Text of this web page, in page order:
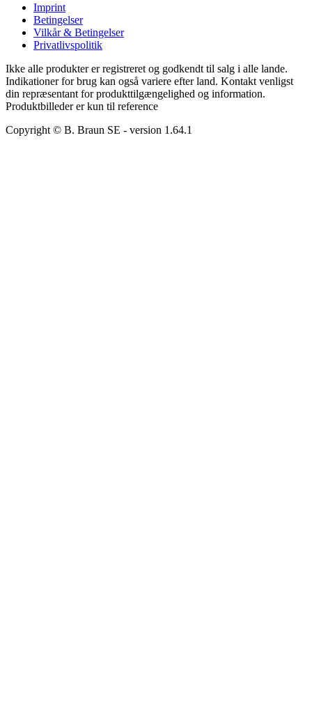
Imprint
Betingelser
Vilkår & Betingelser
Privatlivspolitik
Ikke alle produkter er registreret og godkendt til salg i alle lande.
Indikationer for brug kan også variere efter land. Kontakt venligst
din repræsentant for produkttilgængelighed og information.
Produktbilleder er kun til reference
Copyright © B. Braun SE - version 1.64.1